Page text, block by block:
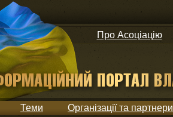
Про Асоціацію
Теми Організації та партнери